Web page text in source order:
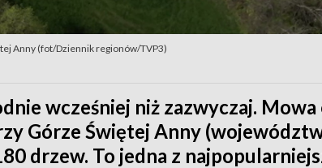
Anny (fot/Dziennik regionów/TVP3)
wcześniej niż zazwyczaj. Mowa
Górze Świętej Anny
drzew. To jedna z